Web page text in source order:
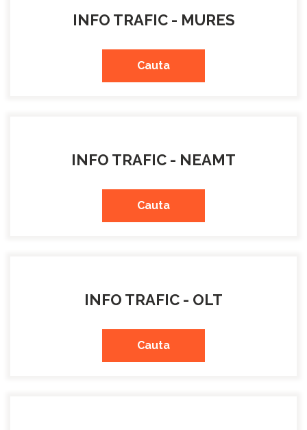
INFO TRAFIC - MURES
Cauta
INFO TRAFIC - NEAMT
Cauta
INFO TRAFIC - OLT
Cauta